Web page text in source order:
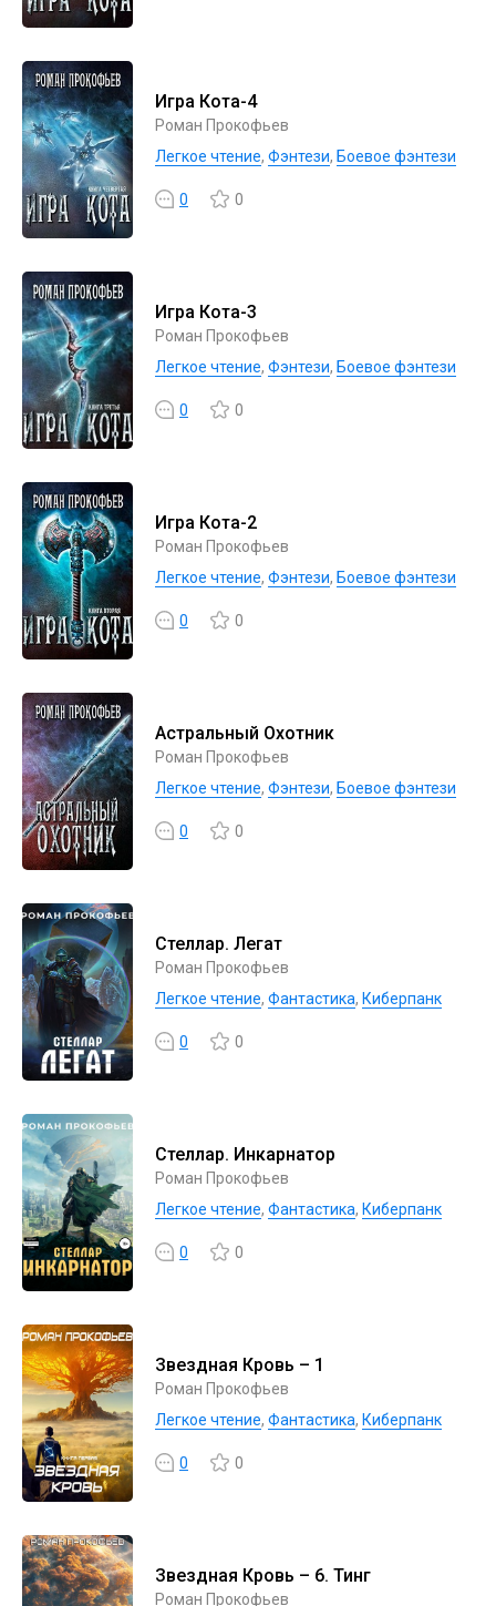
Игра Кота-4
Роман Прокофьев
Легкое чтение, Фэнтези, Боевое фэнтези
0 0
Игра Кота-3
Роман Прокофьев
Легкое чтение, Фэнтези, Боевое фэнтези
0 0
Игра Кота-2
Роман Прокофьев
Легкое чтение, Фэнтези, Боевое фэнтези
0 0
Астральный Охотник
Роман Прокофьев
Легкое чтение, Фэнтези, Боевое фэнтези
0 0
Стеллар. Легат
Роман Прокофьев
Легкое чтение, Фантастика, Киберпанк
0 0
Стеллар. Инкарнатор
Роман Прокофьев
Легкое чтение, Фантастика, Киберпанк
0 0
Звездная Кровь – 1
Роман Прокофьев
Легкое чтение, Фантастика, Киберпанк
0 0
Звездная Кровь – 6. Тинг
Роман Прокофьев